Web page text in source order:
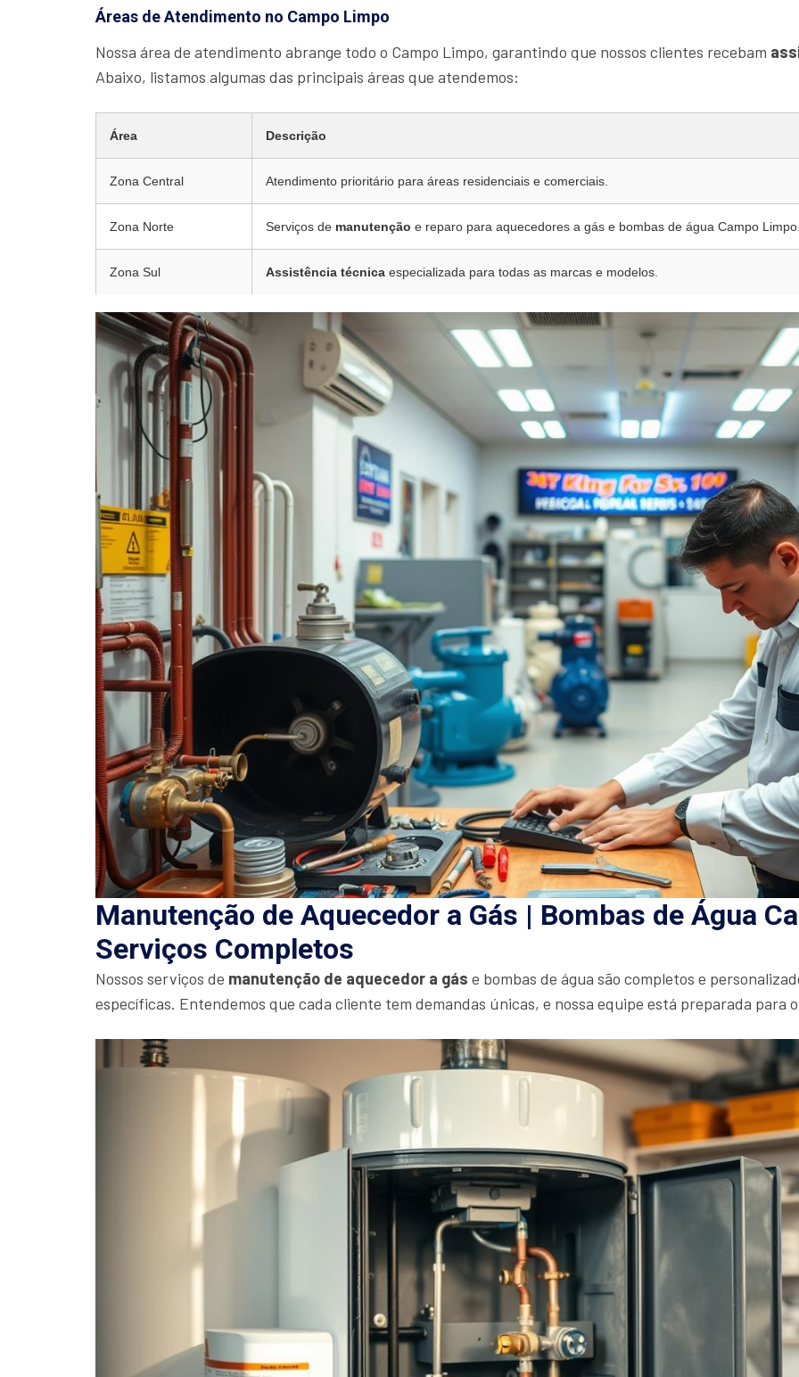
Áreas de Atendimento no Campo Limpo
Nossa área de atendimento abrange todo o Campo Limpo, garantindo que nossos clientes recebam
Abaixo, listamos algumas das principais áreas que atendemos:
Área Descrição
Zona Central Atendimento prioritário para áreas residenciais e comerciais.
Zona Norte Serviços de manutenção e reparo para aquecedores a gás e bombas de água Campo
Zona Sul Assistência técnica especializada para todas as marcas e modelos.
Manutenção de Aquecedor a Gás | Bombas de Água
Serviços Completos
Nossos serviços de manutenção de aquecedor a gás e bombas de água são completos e
específicas. Entendemos que cada cliente tem demandas únicas, e nossa equipe está preparada para